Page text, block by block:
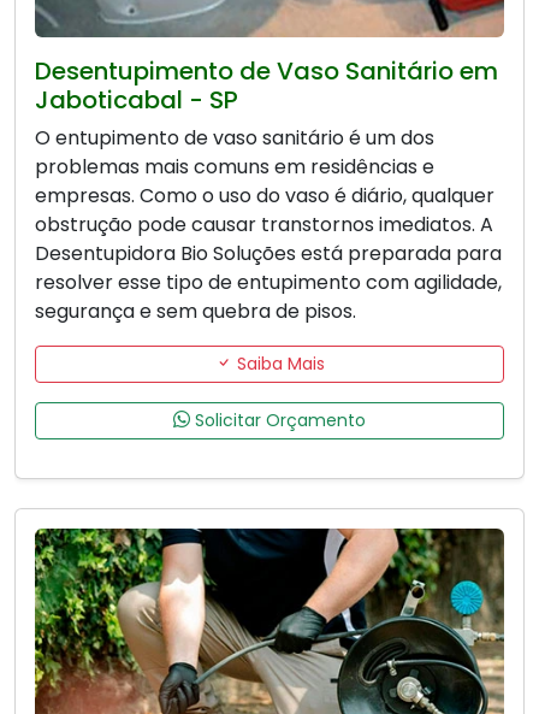
Desentupimento de Vaso Sanitário em
Jaboticabal - SP
O entupimento de vaso sanitário é um dos
problemas mais comuns em residências e
empresas. Como o uso do vaso é diário, qualquer
obstrução pode causar transtornos imediatos. A
Desentupidora Bio Soluções está preparada para
resolver esse tipo de entupimento com agilidade,
segurança e sem quebra de pisos.
Saiba Mais
Solicitar Orçamento